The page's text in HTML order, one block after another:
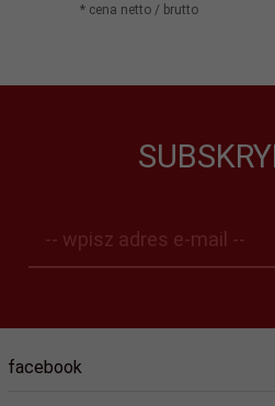
* cena netto / brutto
-- wpisz adres e-mail --
facebook